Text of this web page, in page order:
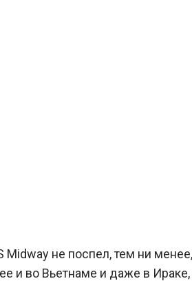
не поспел, тем ни
и во Вьетнаме и даже в